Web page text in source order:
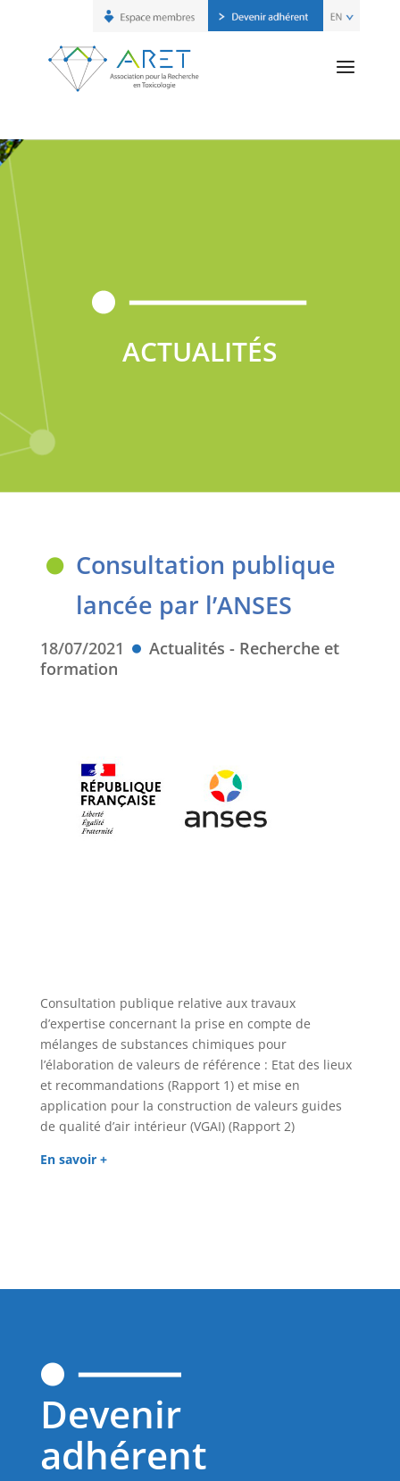
ACTUALITÉS
Consultation publique
lancée par l’ANSES
18/07/2021
Actualités - Recherche et
formation
Consultation publique relative aux travaux
d’expertise concernant la prise en compte de
mélanges de substances chimiques pour
l’élaboration de valeurs de référence : Etat des lieux
et recommandations (Rapport 1) et mise en
application pour la construction de valeurs guides
de qualité d’air intérieur (VGAI) (Rapport 2)
En savoir +
Devenir
adhérent